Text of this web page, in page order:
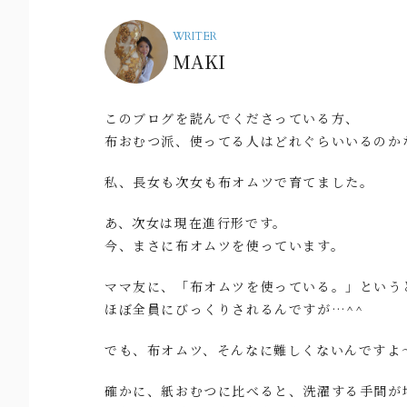
WRITER
MAKI
このブログを読んでくださっている方、
布おむつ派、使ってる人はどれぐらいいるのか
私、長女も次女も布オムツで育てました。
あ、次女は現在進行形です。
今、まさに布オムツを使っています。
ママ友に、「布オムツを使っている。」という
ほぼ全員にびっくりされるんですが…^^
でも、布オムツ、そんなに難しくないんですよ
確かに、紙おむつに比べると、洗濯する手間が